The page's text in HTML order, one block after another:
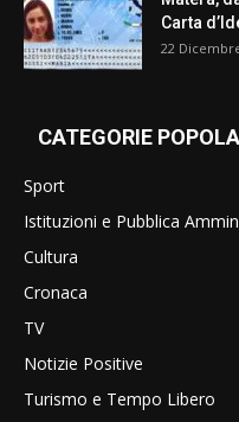
Carta
22
CATEGORIE
Sport
Istituzioni e Pubblica
Cultura
Cronaca
TV
Notizie Positive
Turismo e Tempo Libero